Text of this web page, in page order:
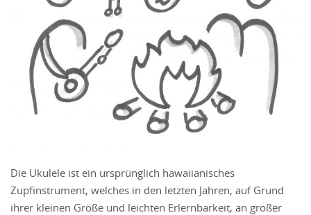
Die Ukulele ist ein ursprünglich hawaiianisches
Zupfinstrument, welches in den letzten Jahren, auf Grund
ihrer kleinen Größe und leichten Erlernbarkeit, an großer